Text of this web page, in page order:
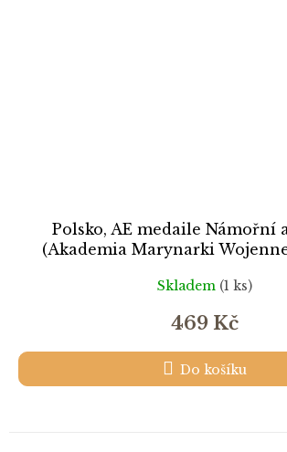
Polsko, AE medaile Námořní
(Akademia Marynarki
tombak, stav 0/0
Skladem (1 ks)
469 Kč
Do košíku